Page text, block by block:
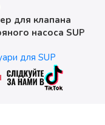
для клапана
насоса SUP
для SUP